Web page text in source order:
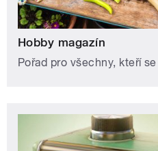
Hobby magazín
Pořad pro všechny, kteří